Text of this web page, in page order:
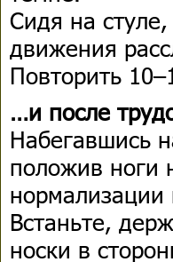
Сидя на
движения
Повторить
…и после
Набегавшись
положив ноги
Встаньте,
носки в